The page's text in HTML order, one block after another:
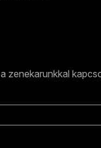
zenekarunkkal